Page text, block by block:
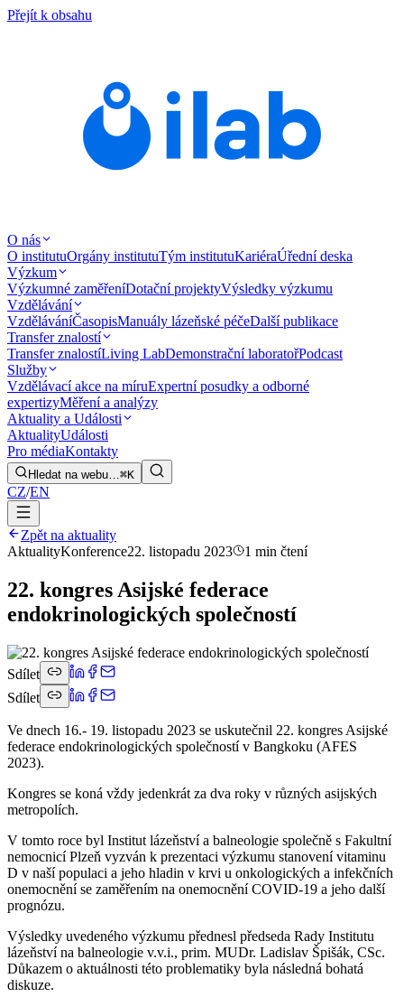
Přejít k obsahu
O nás
O institutuOrgány institutuTým institutuKariéraÚřední deska
Výzkum
Výzkumné zaměřeníDotační projektyVýsledky výzkumu
Vzdělávání
VzděláváníČasopisManuály lázeňské péčeDalší publikace
Transfer znalostí
Transfer znalostíLiving LabDemonstrační laboratořPodcast
Služby
Vzdělávací akce na míruExpertní posudky a odborné
expertizyMěření a analýzy
Aktuality a Události
AktualityUdálosti
Pro médiaKontakty
Hledat na webu…⌘K
CZ/EN
Zpět na aktuality
AktualityKonference22. listopadu 2023 1 min čtení
22. kongres Asijské federace
endokrinologických společností
Sdílet
Sdílet
Ve dnech 16.- 19. listopadu 2023 se uskutečnil 22. kongres Asijské
federace endokrinologických společností v Bangkoku (AFES
2023).
Kongres se koná vždy jedenkrát za dva roky v různých asijských
metropolích.
V tomto roce byl Institut lázeňství a balneologie společně s Fakultní
nemocnicí Plzeň vyzván k prezentaci výzkumu stanovení vitaminu
D v naší populaci a jeho hladin v krvi u onkologických a infekčních
onemocnění se zaměřením na onemocnění COVID-19 a jeho další
prognózu.
Výsledky uvedeného výzkumu přednesl předseda Rady Institutu
lázeňství na balneologie v.v.i., prim. MUDr. Ladislav Špišák, CSc.
Důkazem o aktuálnosti této problematiky byla následná bohatá
diskuze.